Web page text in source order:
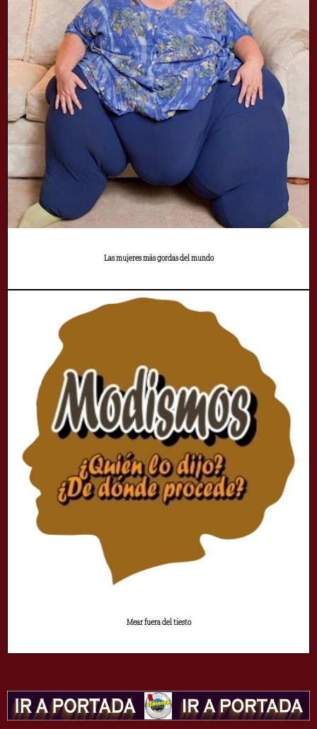
Las mujeres más gordas del mundo
Mear fuera del tiesto